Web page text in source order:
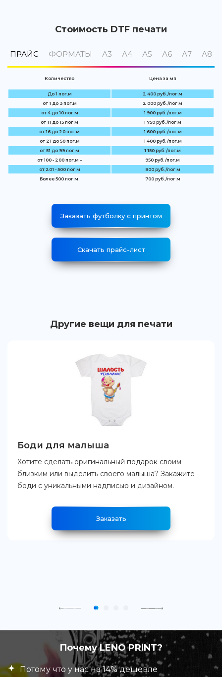
Стоимость DTF печати
ПРАЙС ФОРМАТЫ А3 А4 А5 А6 А7 А8
Количество Цена за мп
До 1 пог.м
2 400 руб. /пог.м
от 1 до 3 пог.м
2 000 руб. /пог.м
от 4 до 10 пог.м
1 900 руб. /пог.м
от 11 до 15 пог.м
1 750 руб. /пог.м
от 16 до 20 пог.м
1 600 руб. /пог.м
от 21 до 50 пог.м
1 400 руб. /пог.м
от 51 до 99 пог.м
1 150 руб. /пог.м
от 100 - 200 пог.м –
950 руб. /пог.м
от 201 - 500 пог.м
800 руб. /пог.м
Более 500 пог.м.
700 руб. /пог.м
Заказать футболку с принтом
Скачать прайс-лист
Другие вещи для печати
Боди для малыша
Хотите сделать оригинальный подарок своим
близким или выделить своего малыша? Закажите
боди с уникальными надписью и дизайном.
Заказать
Почему LENO PRINT?
Потому что у нас на 14% дешевле